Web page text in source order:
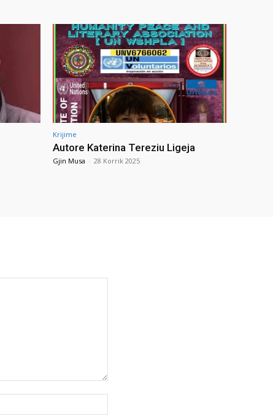
Krijime
Autore Katerina Tereziu Ligeja
Gjin Musa - 28 Korrik 2025